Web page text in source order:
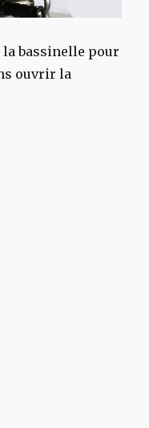
la bassinelle pour
ouvrir la